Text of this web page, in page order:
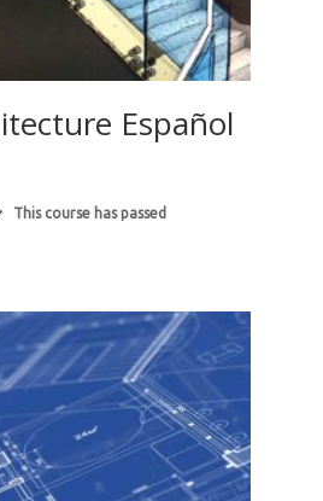
Español
This course has passed